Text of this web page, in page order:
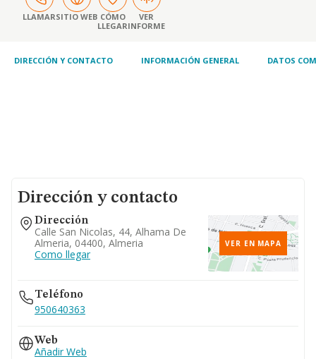
LLAMARSITIO WEB CÓMO
LLEGAR
VER
INFORME
DIRECCIÓN Y CONTACTO INFORMACIÓN GENERAL DATOS
Dirección y contacto
Dirección
Calle San Nicolas, 44, Alhama De
Almeria, 04400, Almeria
Como llegar
VER EN MAPA
Teléfono
950640363
Web
Añadir Web